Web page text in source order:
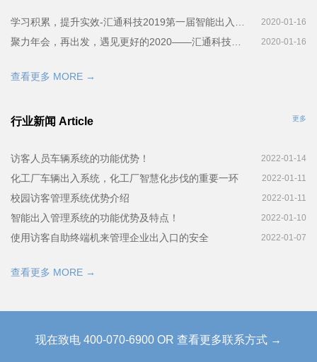
2020-01-16
2020-01-16
查看更多 MORE →
行业新闻 Article 更多
访客人员车辆系统的功能优势！ 2022-01-14
化工厂车辆出入系统，化工厂智慧化步伐的重要一环 2022-01-11
校园访客管理系统优势介绍 2022-01-11
智能出入管理系统的功能优势及特点！ 2022-01-10
使用访客自助终端机来管理企业出入口的安全 2022-01-07
查看更多 MORE →
现在致电 400-070-6900 OR 查看更多联系方式 →